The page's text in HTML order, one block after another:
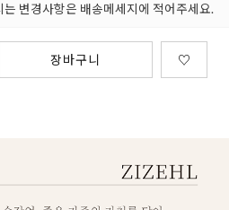
변경사항은 배송메세지에 적어주세요.
장바구니 ♡